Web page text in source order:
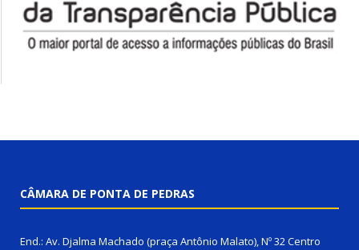
CÂMARA DE PONTA DE PEDRAS
End.: Av. Djalma Machado (praça Antônio Malato), Nº 32 Centro